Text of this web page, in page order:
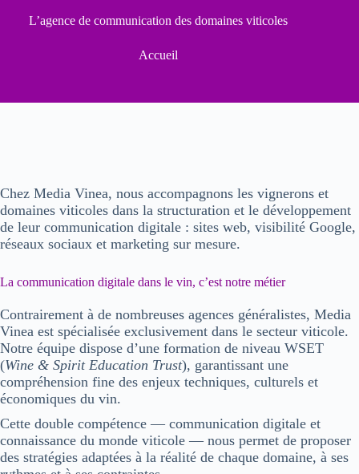
L’agence de communication des domaines viticoles
Accueil
Chez Media Vinea, nous accompagnons les vignerons et
domaines viticoles dans la structuration et le développement
de leur communication digitale : sites web, visibilité Google,
réseaux sociaux et marketing sur mesure.
La communication digitale dans le vin, c’est notre métier
Contrairement à de nombreuses agences généralistes, Media
Vinea est spécialisée exclusivement dans le secteur viticole.
Notre équipe dispose d’une formation de niveau WSET
(Wine & Spirit Education Trust), garantissant une
compréhension fine des enjeux techniques, culturels et
économiques du vin.
Cette double compétence — communication digitale et
connaissance du monde viticole — nous permet de proposer
des stratégies adaptées à la réalité de chaque domaine, à ses